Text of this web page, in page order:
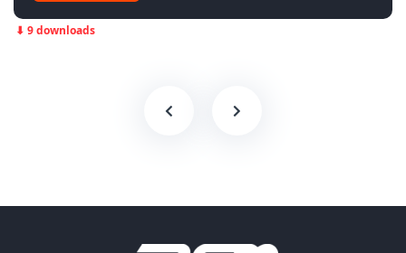
⬇ 9 downloads